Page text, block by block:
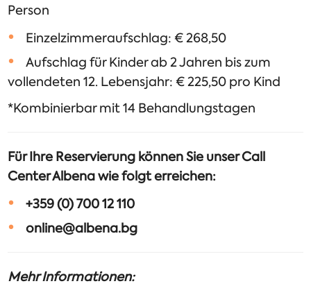
Person
Einzelzimmeraufschlag: € 268,50
Aufschlag für Kinder ab 2 Jahren bis zum
vollendeten 12. Lebensjahr: € 225,50 pro Kind
*Kombinierbar mit 14 Behandlungstagen
Für Ihre Reservierung können Sie unser Call
Center Albena wie folgt erreichen:
+359 (0) 700 12 110
online@albena.bg
Mehr Informationen: